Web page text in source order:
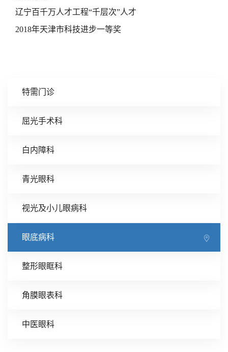
特需门诊
屈光手术科
白内障科
青光眼科
视光及小儿眼病科
眼底病科
整形眼眶科
角膜眼表科
中医眼科
辽宁百千万人才工程“千层次”人才
2018年天津市科技进步一等奖
l 获得并主持国家自然科学基金1项、湖南省自然科
目1项、沈阳市卫计委课题1项、爱尔眼科集团课题2
课题
心期刊4余篇
专家简介：
年至2017年美国新墨西哥大学博士后，并同期在美
国克里夫兰医学中心交流访问
l 主要研究方向为玻璃体视网膜疾病和遗传性眼病
“医-教-研”相结合
血、黄斑裂孔、黄斑前膜、老年黄斑变性、PCV、